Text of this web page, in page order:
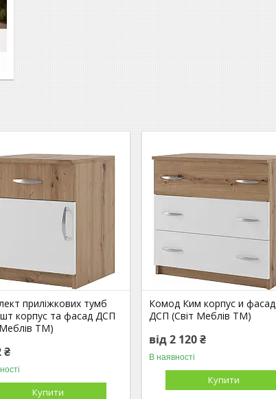
приліжкових тумб
корпус та фасад ДСП
TM)
₴
Купити
Комод Ким корпус и фасад
ДСП (Світ Меблів TM)
від 2 120 ₴
В наявності
Купити